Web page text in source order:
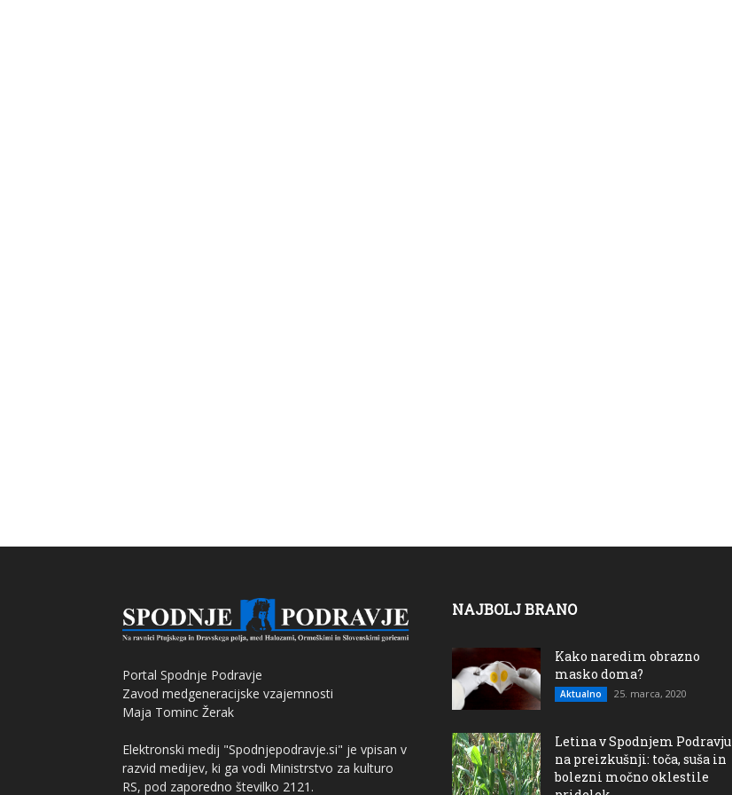
Portal Spodnje Podravje
Zavod medgeneracijske vzajemnosti
Maja Tominc Žerak
Elektronski medij "Spodnjepodravje.si" je vpisan v
razvid medijev, ki ga vodi Ministrstvo za kulturo
RS, pod zaporedno številko 2121.
NAJBOLJ BRANO
Kako naredim obrazno
masko doma?
Aktualno 25. marca, 2020
Letina v Spodnjem Podravju
na preizkušnji: toča, suša in
bolezni močno oklestile